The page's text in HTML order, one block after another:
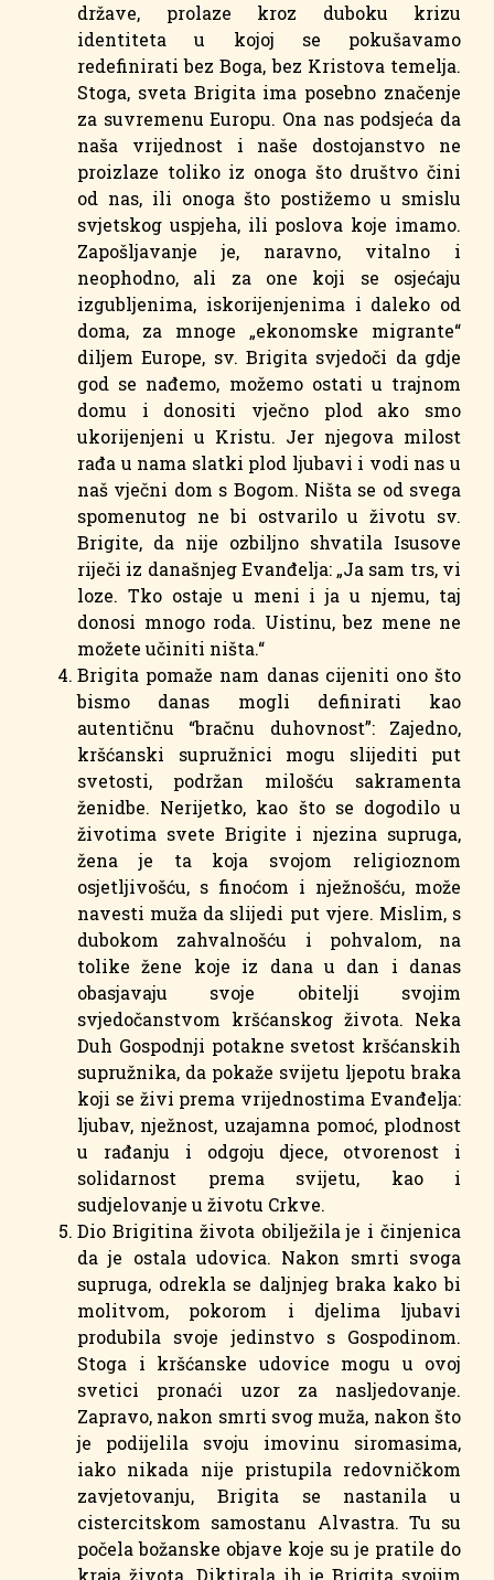
države, prolaze kroz duboku krizu
identiteta u kojoj se pokušavamo
redefinirati bez Boga, bez Kristova temelja.
Stoga, sveta Brigita ima posebno značenje
za suvremenu Europu. Ona nas podsjeća da
naša vrijednost i naše dostojanstvo ne
proizlaze toliko iz onoga što društvo čini
od nas, ili onoga što postižemo u smislu
svjetskog uspjeha, ili poslova koje imamo.
Zapošljavanje je, naravno, vitalno i
neophodno, ali za one koji se osjećaju
izgubljenima, iskorijenjenima i daleko od
doma, za mnoge „ekonomske migrante“
diljem Europe, sv. Brigita svjedoči da gdje
god se nađemo, možemo ostati u trajnom
domu i donositi vječno plod ako smo
ukorijenjeni u Kristu. Jer njegova milost
rađa u nama slatki plod ljubavi i vodi nas u
naš vječni dom s Bogom. Ništa se od svega
spomenutog ne bi ostvarilo u životu sv.
Brigite, da nije ozbiljno shvatila Isusove
riječi iz današnjeg Evanđelja: „Ja sam trs, vi
loze. Tko ostaje u meni i ja u njemu, taj
donosi mnogo roda. Uistinu, bez mene ne
možete učiniti ništa.“
Brigita pomaže nam danas cijeniti ono što
bismo danas mogli definirati kao
autentičnu “bračnu duhovnost”: Zajedno,
kršćanski supružnici mogu slijediti put
svetosti, podržan milošću sakramenta
ženidbe. Nerijetko, kao što se dogodilo u
životima svete Brigite i njezina supruga,
žena je ta koja svojom religioznom
osjetljivošću, s finoćom i nježnošću, može
navesti muža da slijedi put vjere. Mislim, s
dubokom zahvalnošću i pohvalom, na
tolike žene koje iz dana u dan i danas
obasjavaju svoje obitelji svojim
svjedočanstvom kršćanskog života. Neka
Duh Gospodnji potakne svetost kršćanskih
supružnika, da pokaže svijetu ljepotu braka
koji se živi prema vrijednostima Evanđelja:
ljubav, nježnost, uzajamna pomoć, plodnost
u rađanju i odgoju djece, otvorenost i
solidarnost prema svijetu, kao i
sudjelovanje u životu Crkve.
Dio Brigitina života obilježila je i činjenica
da je ostala udovica. Nakon smrti svoga
supruga, odrekla se daljnjeg braka kako bi
molitvom, pokorom i djelima ljubavi
produbila svoje jedinstvo s Gospodinom.
Stoga i kršćanske udovice mogu u ovoj
svetici pronaći uzor za nasljedovanje.
Zapravo, nakon smrti svog muža, nakon što
je podijelila svoju imovinu siromasima,
iako nikada nije pristupila redovničkom
zavjetovanju, Brigita se nastanila u
cistercitskom samostanu Alvastra. Tu su
počela božanske objave koje su je pratile do
kraja života. Diktirala ih je Brigita svojim